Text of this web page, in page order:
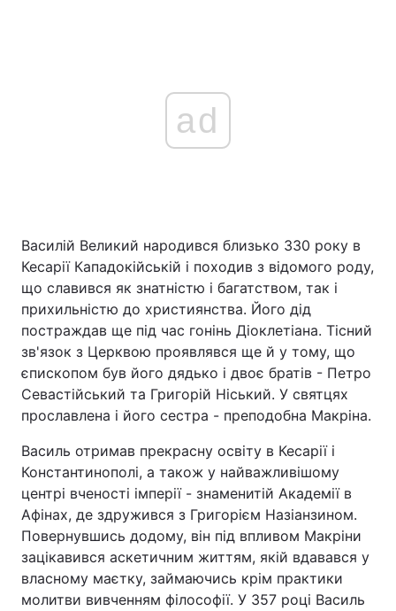
Головна Війна
Україна Політика
Спорт Наука
Техно і зв'язок Лайт
Зброя Інциденти
Здоров'я Туризм
ad
Василій Великий народився близько 330 року в
Кесарії Кападокійській і походив з відомого роду,
що славився як знатністю і багатством, так і
прихильністю до християнства. Його дід
постраждав ще під час гонінь Діоклетіана. Тісний
зв'язок з Церквою проявлявся ще й у тому, що
єпископом був його дядько і двоє братів - Петро
Севастійський та Григорій Ніський. У святцях
прославлена і його сестра - преподобна Макріна.
Василь отримав прекрасну освіту в Кесарії і
Константинополі, а також у найважливішому
центрі вченості імперії - знаменитій Академії в
Афінах, де здружився з Григорієм Назіанзином.
Повернувшись додому, він під впливом Макріни
зацікавився аскетичним життям, якій вдавався у
власному маєтку, займаючись крім практики
молитви вивченням філософії. У 357 році Василь